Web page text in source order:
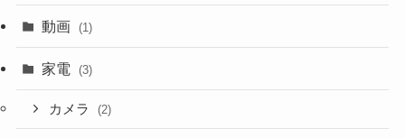
動画 (1)
家電 (3)
カメラ (2)